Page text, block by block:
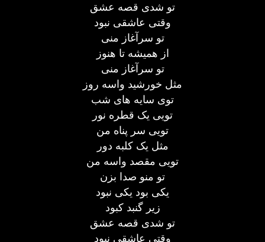
تو شدی قصه عشق
وقتی عاشقی نبود
تو سرآغاز منی
از همیشه تا هنوز
تو سرآغاز منی
مثل خورشید واسه روز
توی سایه های شب
تویی یک قطره نور
تویی سر پناه من
مثل یک کلبه دور
تویی مقصد واسه من
تو منو صدا بزن
یکی بود یکی نبود
زیر گنبد کبود
تو شدی قصه عشق
وقتی عاشقی نبود